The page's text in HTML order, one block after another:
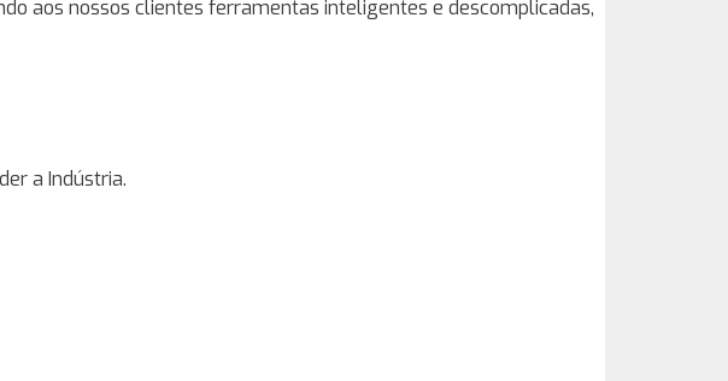
aos nossos clientes ferramentas inteligentes e descomplicadas,
a Indústria.